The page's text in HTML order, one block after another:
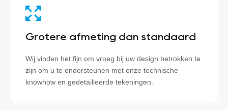
Grotere afmeting dan standaard
Wij vinden het fijn om vroeg bij uw design betrokken te
zijn om u te ondersteunen met onze technische
knowhow en gedetailleerde tekeningen.